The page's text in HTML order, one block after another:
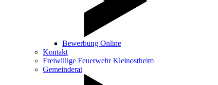
Bewerbung Online
Kontakt
Freiwillige Feuerwehr Kleinostheim
Gemeinderat